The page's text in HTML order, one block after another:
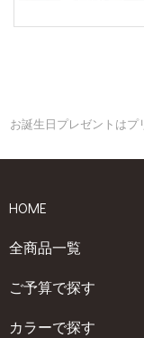
お誕生日プレゼントはプ
HOME
全商品一覧
ご予算で探す
カラーで探す